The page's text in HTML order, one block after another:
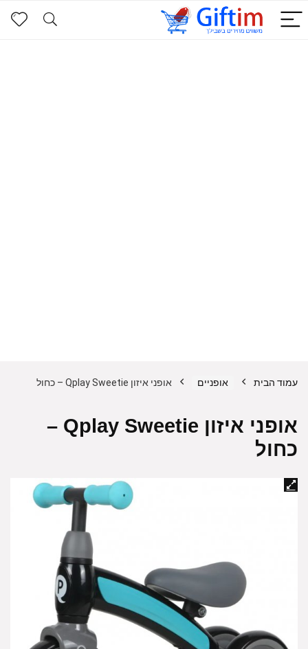
עמוד הבית אופניים אופני איזון Qplay Sweetie – כחול
אופני איזון Qplay Sweetie –
כחול